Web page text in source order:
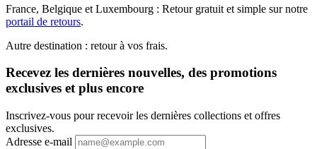
France, Belgique et Luxembourg : Retour gratuit et simple sur notre
portail de retours.
Autre destination : retour à vos frais.
Recevez les dernières nouvelles, des promotions
exclusives et plus encore
Inscrivez-vous pour recevoir les dernières collections et offres
exclusives.
Adresse e-mail